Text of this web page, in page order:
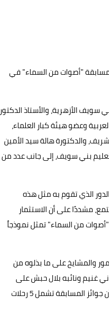
"أصوات من السماء" في
الأزهرية، والأستاذ الدكتور
وعضو هيئة كبار العلماء،
والدكتورة هالة سيد الأمين
بني سويف، إلى جانب عدد من
الذي تقوم به مثل هذه
مشددًا على أن الاستثمار
من السماء" تمثل نموذجاُ
والمشايخ على ما بذلوه من
غنيم ونائبه بلال حبش على
متابعتهما ودعمهما المستمرين، مما ساهم في خروج المسابقة بهذا الشكل اللائق والمشرف، موضحاً أن جوائز المسابقة تشمل 5 رحلات